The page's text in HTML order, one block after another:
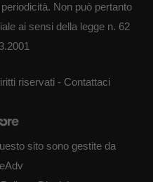
Non può pertanto
ai sensi della legge n. 62
riservati - Contattaci
sito sono gestite da